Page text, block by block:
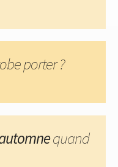
porter ?
quand